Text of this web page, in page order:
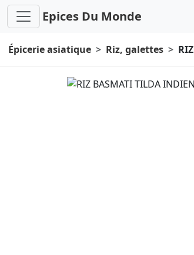
Epices Du Monde
Épicerie asiatique Riz, galettes